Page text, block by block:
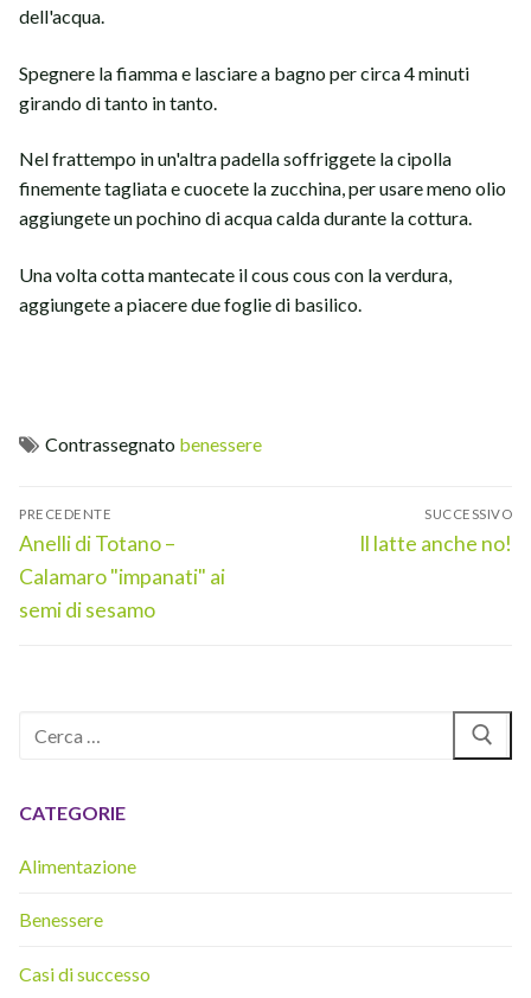
dell'acqua.
Spegnere la fiamma e lasciare a bagno per circa 4 minuti
girando di tanto in tanto.
Nel frattempo in un'altra padella soffriggete la cipolla
finemente tagliata e cuocete la zucchina, per usare meno olio
aggiungete un pochino di acqua calda durante la cottura.
Una volta cotta mantecate il cous cous con la verdura,
aggiungete a piacere due foglie di basilico.
Contrassegnato benessere
Navigazione
articoli
PRECEDENTE
Articolo
precedente:
Anelli di Totano –
Calamaro "impanati" ai
semi di sesamo
SUCCESSIVO
Articolo
Il latte anche no!
CATEGORIE
Alimentazione
Benessere
Casi di successo